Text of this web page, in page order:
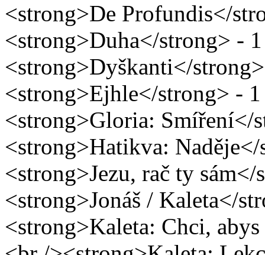
<strong>De Profundis</
<strong>Duha</strong> -
<strong>Dyškanti</
<strong>Ejhle</strong> -
<strong>Gloria: Smíření</
<strong>Hatikva:
<strong>Jezu, rač ty
<strong>Jonáš / Kaleta</
<strong>Kaleta: Chci,